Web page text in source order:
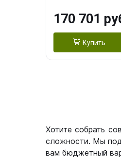
3xDP HD/ 960
170 701
Купить
Хотите собрать
сложности. Мы
вам бюджетный